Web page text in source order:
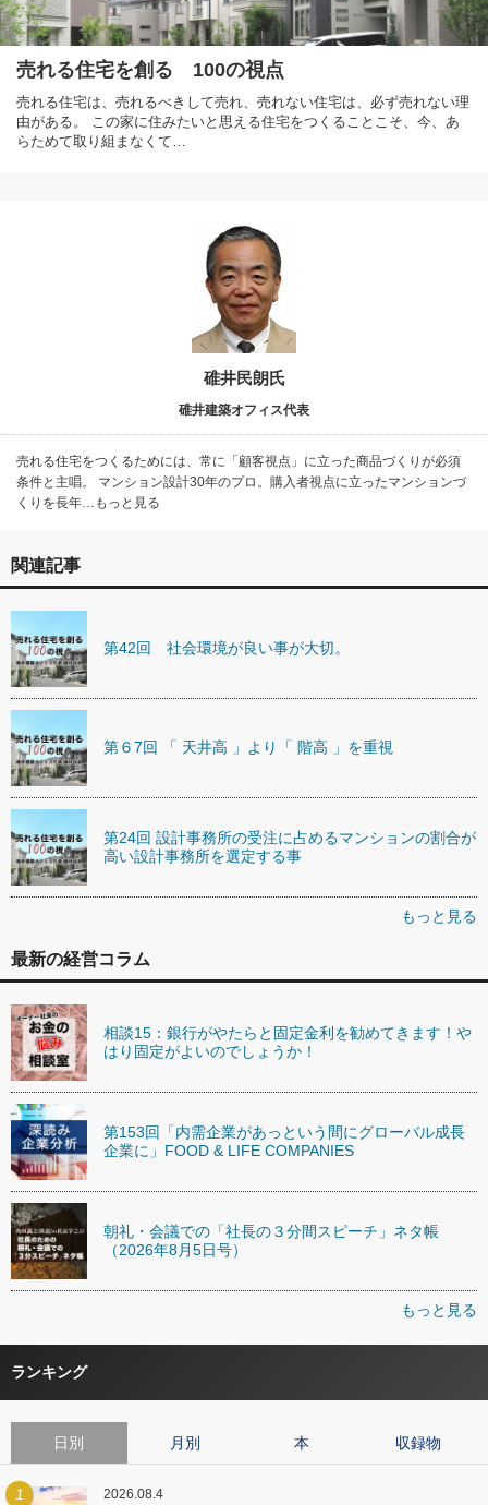
売れる住宅を創る 100の視点
売れる住宅は、売れるべきして売れ、売れない住宅は、必ず売れない理
由がある。 この家に住みたいと思える住宅をつくることこそ、今、あ
らためて取り組まなくて…
碓井民朗氏
碓井建築オフィス代表
売れる住宅をつくるためには、常に「顧客視点」に立った商品づくりが必須
条件と主唱。 マンション設計30年のプロ。購入者視点に立ったマンションづ
くりを長年…もっと見る
関連記事
第42回 社会環境が良い事が大切。
第６7回 「 天井高 」より「 階高 」を重視
第24回 設計事務所の受注に占めるマンションの割合が
高い設計事務所を選定する事
もっと見る
最新の経営コラム
相談15：銀行がやたらと固定金利を勧めてきます！や
はり固定がよいのでしょうか！
第153回「内需企業があっという間にグローバル成長
企業に」FOOD & LIFE COMPANIES
朝礼・会議での「社長の３分間スピーチ」ネタ帳
（2026年8月5日号）
もっと見る
ランキング
日別 月別 本 収録物
1 2026.08.4